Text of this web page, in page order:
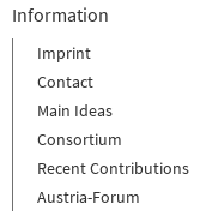
Information
Imprint
Contact
Main Ideas
Consortium
Recent Contributions
Austria-Forum